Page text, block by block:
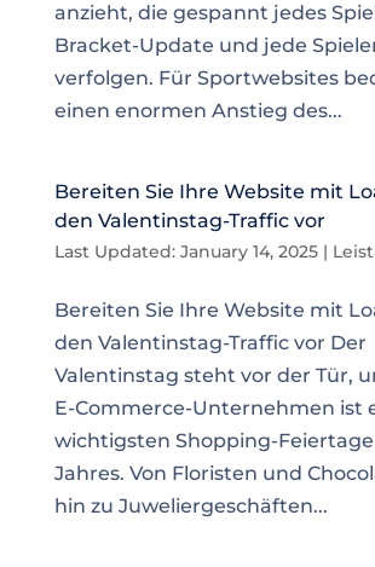
anzieht, die gespannt jedes
Bracket-Update und jede
verfolgen. Für Sportwebsites
einen enormen Anstieg des...
Bereiten Sie Ihre Website mit
den Valentinstag-Traffic vor
Last Updated: January 14, 2025|
Bereiten Sie Ihre Website mit
den Valentinstag-Traffic vor Der
Valentinstag steht vor der Tür,
E-Commerce-Unternehmen ist
wichtigsten Shopping-
Jahres. Von Floristen und
hin zu Juweliergeschäften...